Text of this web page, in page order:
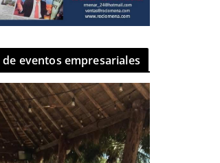
eventos empresariales